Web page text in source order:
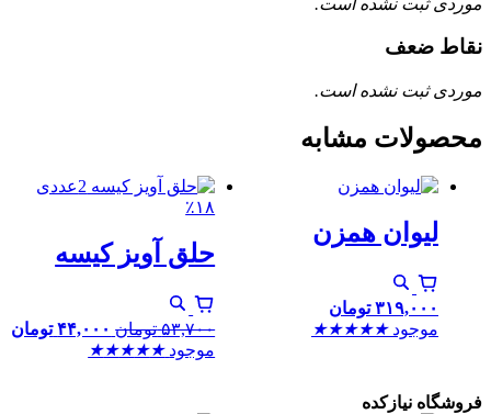
موردی ثبت نشده است.
نقاط ضعف
موردی ثبت نشده است.
محصولات مشابه
لیوان همزن
۳۱۹,۰۰۰ تومان
موجود ★
★
★
★
★
٪۱۸
حلق آویز کیسه
۵۳,۷۰۰ تومان ۴۴,۰۰۰ تومان
موجود ★
★
★
★
★
فروشگاه نیازکده